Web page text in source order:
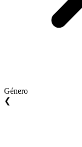
Género
❮